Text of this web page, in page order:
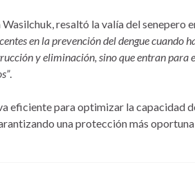
resaltó la valía del senepero
en la prevención del dengue cuando
y eliminación, sino que entran para
.
eficiente para optimizar la capacidad
una protección más